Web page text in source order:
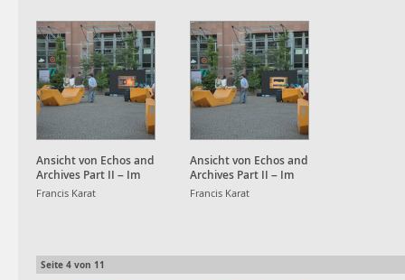
Ansicht von Echos and
Archives Part II – Im
Strudel der Daten und
Francis Karat
Ansicht von Echos and
Archives Part II – Im
Strudel der Daten und
Francis Karat
Seite 4 von 11